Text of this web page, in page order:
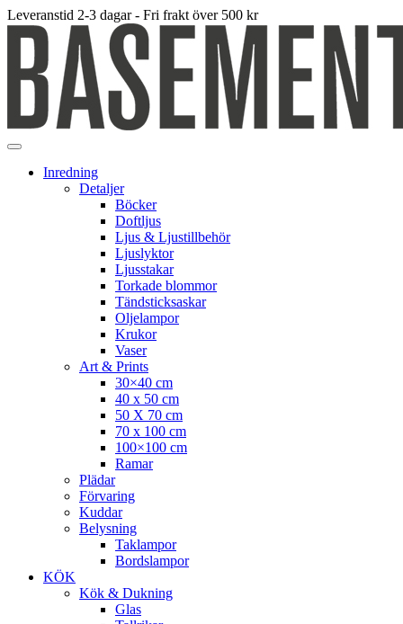
Leveranstid 2-3 dagar - Fri frakt över 500 kr
Inredning
Detaljer
Böcker
Doftljus
Ljus & Ljustillbehör
Ljuslyktor
Ljusstakar
Torkade blommor
Tändsticksaskar
Oljelampor
Krukor
Vaser
Art & Prints
30×40 cm
40 x 50 cm
50 X 70 cm
70 x 100 cm
100×100 cm
Ramar
Plädar
Förvaring
Kuddar
Belysning
Taklampor
Bordslampor
KÖK
Kök & Dukning
Glas